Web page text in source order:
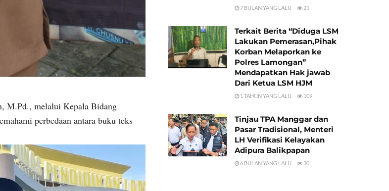
M.Pd., melalui Kepala Bidang
perbedaan antara buku teks
7 BULAN YANG LALU 21
Terkait Berita “Diduga LSM
Lakukan Pemerasan,Pihak
Korban Melaporkan ke
Polres Lamongan”
Mendapatkan Hak jawab
Dari Ketua LSM HJM
1 TAHUN YANG LALU 109
Tinjau TPA Manggar dan
Pasar Tradisional, Menteri
LH Verifikasi Kelayakan
Adipura Balikpapan
6 BULAN YANG LALU 30